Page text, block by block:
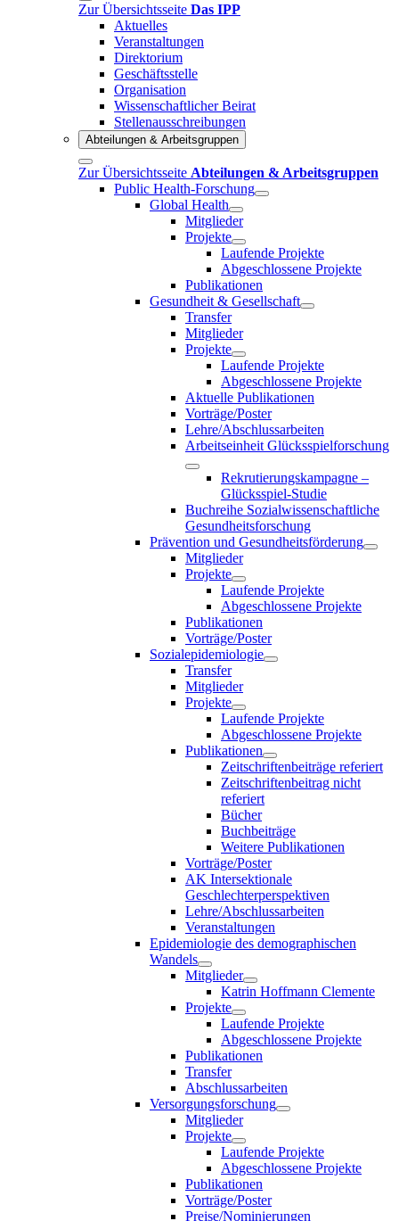
Zur Übersichtsseite Das IPP
Aktuelles
Veranstaltungen
Direktorium
Geschäftsstelle
Organisation
Wissenschaftlicher Beirat
Stellenausschreibungen
Abteilungen & Arbeitsgruppen
Zur Übersichtsseite Abteilungen & Arbeitsgruppen
Public Health-Forschung
Global Health
Mitglieder
Projekte
Laufende Projekte
Abgeschlossene Projekte
Publikationen
Gesundheit & Gesellschaft
Transfer
Mitglieder
Projekte
Laufende Projekte
Abgeschlossene Projekte
Aktuelle Publikationen
Vorträge/Poster
Lehre/Abschlussarbeiten
Arbeitseinheit Glücksspielforschung
Rekrutierungskampagne –
Glücksspiel-Studie
Buchreihe Sozialwissenschaftliche
Gesundheitsforschung
Prävention und Gesundheitsförderung
Mitglieder
Projekte
Laufende Projekte
Abgeschlossene Projekte
Publikationen
Vorträge/Poster
Sozialepidemiologie
Transfer
Mitglieder
Projekte
Laufende Projekte
Abgeschlossene Projekte
Publikationen
Zeitschriftenbeiträge referiert
Zeitschriftenbeitrag nicht
referiert
Bücher
Buchbeiträge
Weitere Publikationen
Vorträge/Poster
AK Intersektionale
Geschlechterperspektiven
Lehre/Abschlussarbeiten
Veranstaltungen
Epidemiologie des demographischen
Wandels
Mitglieder
Katrin Hoffmann Clemente
Projekte
Laufende Projekte
Abgeschlossene Projekte
Publikationen
Transfer
Abschlussarbeiten
Versorgungsforschung
Mitglieder
Projekte
Laufende Projekte
Abgeschlossene Projekte
Publikationen
Vorträge/Poster
Preise/Nominierungen